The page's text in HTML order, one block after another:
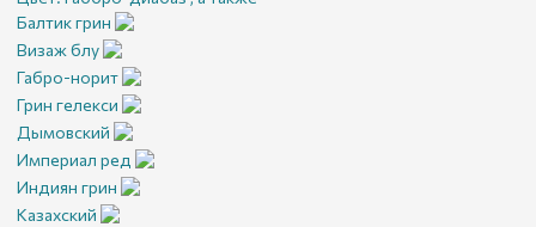
Балтик грин
Визаж блу
Габро-норит
Грин гелекси
Дымовский
Империал ред
Индиян грин
Казахский